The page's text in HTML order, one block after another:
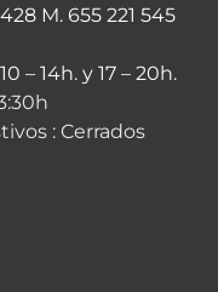
M. 655 221 545
– 14h. y 17 – 20h.
: Cerrados